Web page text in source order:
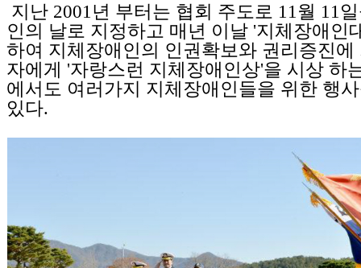
지난 2001년 부터는 협회 주도로 11월 11
인의 날로 지정하고 매년 이날 '지체장애인
하여 지체장애인의 인권확보와 권리증진에
자에게 '자랑스런 지체장애인상'을 시상 하
에서도 여러가지 지체장애인들을 위한 행
있다.